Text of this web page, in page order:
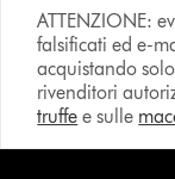
ATTENZIONE:
falsificati ed e-
acquistando
rivenditori
truffe e sulle